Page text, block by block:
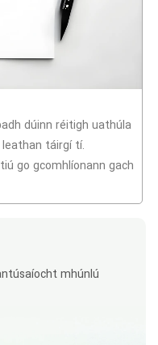
dúinn réitigh uathúla
táirgí tí.
go gcomhlíonann gach
mhúnlú